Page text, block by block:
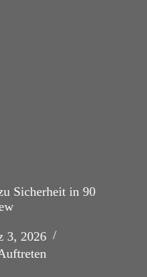
Sicherheit in 90
3, 2026